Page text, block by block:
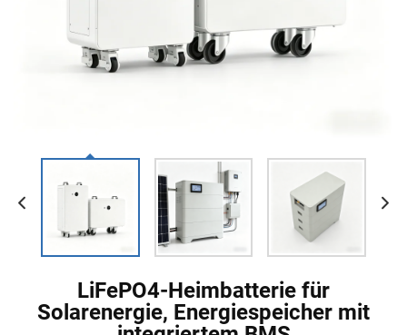
LiFePO4-Heimbatterie für
Solarenergie, Energiespeicher mit